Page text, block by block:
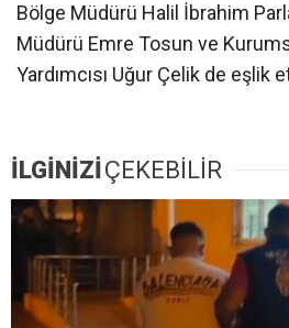
Bölge Müdürü Halil İbrahim
Müdürü Emre Tosun ve
Yardımcısı Uğur Çelik de eşlik
İLGİNİZİ ÇEKEBİLİR